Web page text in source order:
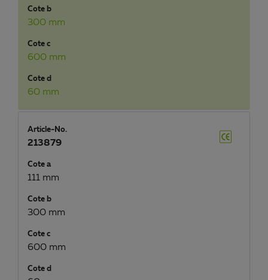
Cote b
300 mm
Cote c
600 mm
Cote d
60 mm
Article-No.
213879
Cote a
111 mm
Cote b
300 mm
Cote c
600 mm
Cote d